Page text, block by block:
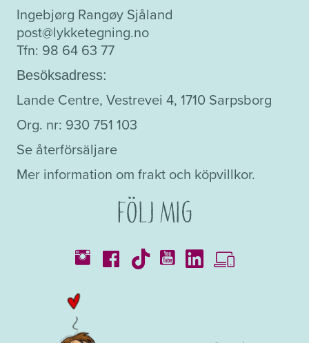
alternativen
produktsidan
Ingebjørg Rangøy Sjåland
post@lykketegning.no
Tfn: 98 64 63 77
Besöksadress:
Lande Centre, Vestrevei 4, 1710 Sarpsborg
Org. nr: 930 751 103
Se återförsäljare
Mer information om frakt och köpvillkor.
Följ mig
Kataloger